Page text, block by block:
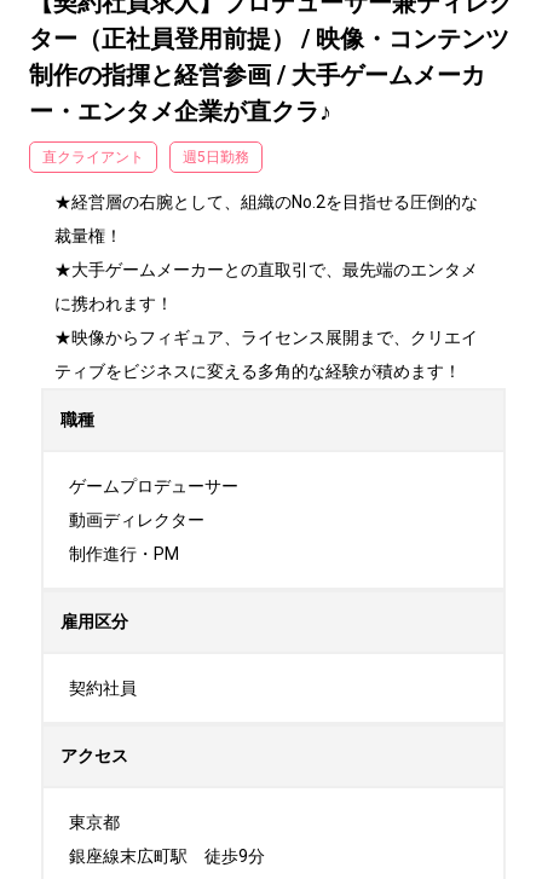
ター（正社員登用前提） / 映像・コンテンツ
制作の指揮と経営参画 / 大手ゲームメーカ
ー・エンタメ企業が直クラ♪
直クライアント 週5日勤務
★経営層の右腕として、組織のNo.2を目指せる圧倒的な
裁量権！
★大手ゲームメーカーとの直取引で、最先端のエンタメ
に携われます！
★映像からフィギュア、ライセンス展開まで、クリエイ
ティブをビジネスに変える多角的な経験が積めます！
職種
ゲームプロデューサー
動画ディレクター
制作進行・PM
雇用区分
契約社員
アクセス
東京都
銀座線末広町駅　徒歩9分